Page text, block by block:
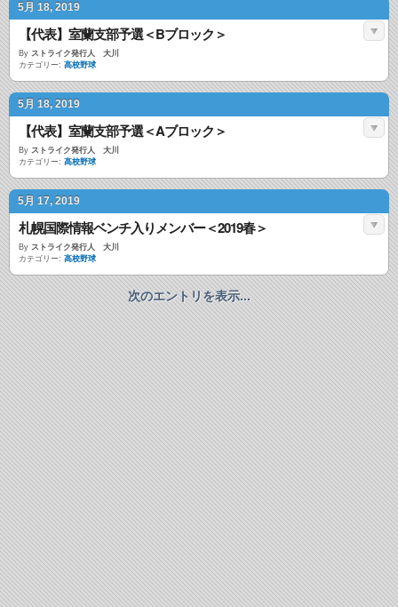
5月 18, 2019
【代表】室蘭支部予選＜Bブロック＞
By ストライク発行人 大川
カテゴリー: 高校野球
5月 18, 2019
【代表】室蘭支部予選＜Aブロック＞
By ストライク発行人 大川
カテゴリー: 高校野球
5月 17, 2019
札幌国際情報ベンチ入りメンバー＜2019春＞
By ストライク発行人 大川
カテゴリー: 高校野球
次のエントリを表示...